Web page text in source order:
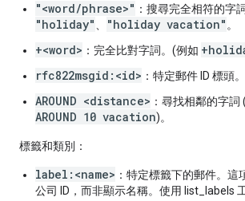
"<word/phrase>" ：搜尋完全相符的字
"holiday" "holiday vacation" 。
+<word> ：完全比對字詞。(例如
rfc822msgid:<id> ：特定郵件 ID 標頭。
AROUND <distance> ：尋找相鄰的字詞
AROUND 10 vacation)。
標籤和類別：
label:<name> ：特定標籤下的郵件。這
公司 ID，而非顯示名稱。使用 list_labels